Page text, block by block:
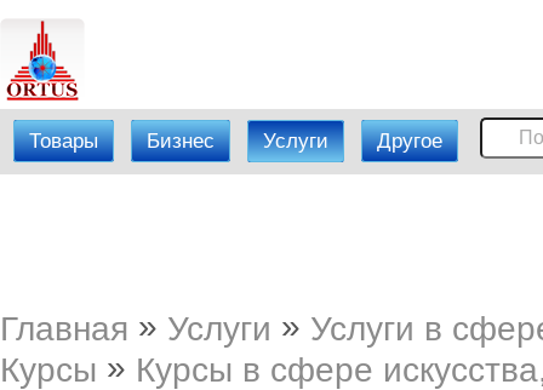
Товары Бизнес Услуги Другое
Главная » Услуги » Услуги в
Курсы » Курсы в сфере